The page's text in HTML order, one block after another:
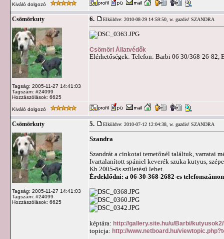
Kiváló dolgozó
Csömörkuty
Tagság: 2005-11-27 14:41:03
Tagszám: #24099
Hozzászólások: 6625
6. Elküldve: 2010-08-29 14:59:50, w. gazdis! SZANDRA
Csömöri Állatvédők
Elérhetőségek: Telefon: Barbi 06 30/368-26-82,
Kiváló dolgozó
Csömörkuty
Tagság: 2005-11-27 14:41:03
Tagszám: #24099
Hozzászólások: 6625
5. Elküldve: 2010-07-12 12:04:38, w. gazdis! SZANDRA
Szandra
Szandrát a cinkotai temetőnél találtuk, varratai
Ivartalanított spániel keverék szuka kutyus,
Kb 2005-ös születésű lehet.
Érdeklődni: a 06-30-368-2682-es
képtára: http://gallery.site.hu/u/Barbi/
topicja: http://www.netboard.hu/